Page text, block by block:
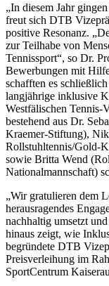
„In diesem Jahr
freut sich DTB
positive Resonanz.
zur Teilhabe von
Tennissport“, so Dr.
Bewerbungen mit
schafften es
langjährige inklusive
Westfälischen Tennis-
bestehend aus Dr.
Kraemer-Stiftung),
Rollstuhltennis/Gold-
sowie Britta Wend
Nationalmannschaft)
„Wir gratulieren dem
herausragendes
nachhaltig umsetzt
hinaus zeigt, wie
begründete DTB
Preisverleihung im
SportCentrum